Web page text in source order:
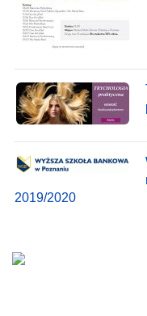
2019/2020